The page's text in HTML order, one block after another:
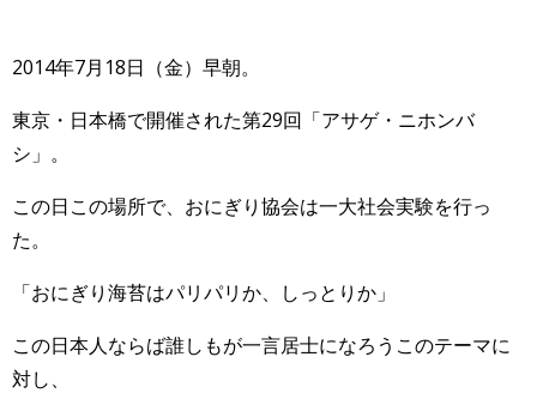
2014年7月18日（金）早朝。
東京・日本橋で開催された第29回「アサゲ・ニホンバ
シ」。
この日この場所で、おにぎり協会は一大社会実験を行っ
た。
「おにぎり海苔はパリパリか、しっとりか」
この日本人ならば誰しもが一言居士になろうこのテーマに
対し、